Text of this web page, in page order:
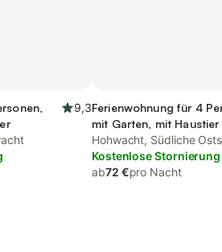
9,3Ferienwohnung für 4
mit Garten, mit Haustier
Hohwacht, Südliche
Kostenlose Stornierung
ab72 €pro Nacht